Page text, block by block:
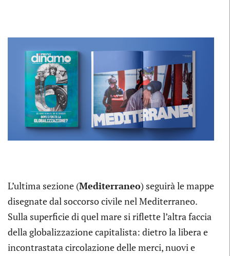
L’ultima sezione (Mediterraneo) seguirà le mappe
disegnate dal soccorso civile nel Mediterraneo.
Sulla superficie di quel mare si riflette l’altra faccia
della globalizzazione capitalista: dietro la libera e
incontrastata circolazione delle merci, nuovi e